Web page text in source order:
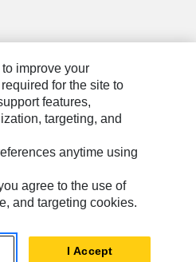
保留所有权利.
improve your
for the site to
features,
targeting, and
anytime using
agree to the use of
and targeting cookies.
I Accept